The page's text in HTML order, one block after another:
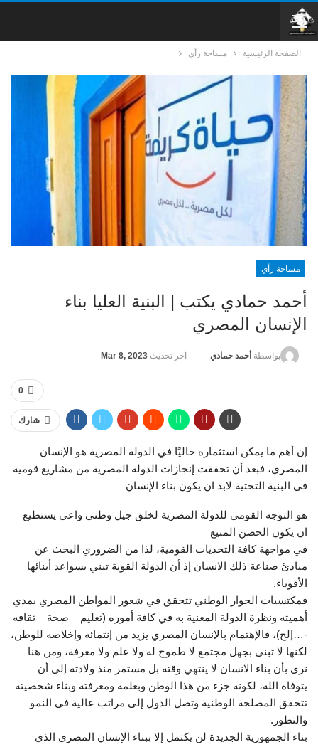
الصفحة الرئيسية مساحة رأي
مساحة رأي
أحمد حمادي يكتب | البنية العليا بناء
الإنسان المصري
بواسطة أحمد حمادي آخر تحديث Mar 8, 2023
0
شارك
إن أهم ما يمكن استثماره حاليًا في الدولة المصرية هو الإنسان
المصري، فبعد أن تحققت إنجازات الدولة المصرية من مشاريع قومية
في البنية التحتية لابد ان يكون بناء الإنسان
هو التوجه القومي للدولة المصرية لخلق جيل وطني واعي يستطيع
ان يكون الحصن المنيع
في مواجهة كافة التحديات القومية، لذا من الضروري البحث عن
مبادئ صناعة ذلك الانسان إذ أن الدولة القوية تبني بسواعد أبنائها
الأقوياء.
فمكتسبات الحوار الوطني تتحقق في شعور المواطن المصري بمدي
أهميته ونظرة الدولة المعنية به في كافة أموره (تعليم – صحة – ثقافه
-…إلخ)، فالإهتمام بالإنسان المصري يزيد من إنتمائه وإخلاصه للوطن،
لكنها لا تبنى بجهل مجتمع لا طموح له ولا علم ولا معرفة، ومن هنا
نرى بأن بناء الانسان لا ينتهي وقته بل مستمر منذ ولادته إلى أن
يتوفاه الله، لكونه جزء من هذا الوطن وبعلمه ومعرفته وبناء شخصيته
تتحقق المصلحة الوطنية وتصل الدول إلى مراتب عالية في النمو
والتطور.
بناء الجمهورية الجديدة لن يكتمل إلا ببناء الإنسان المصري الذي